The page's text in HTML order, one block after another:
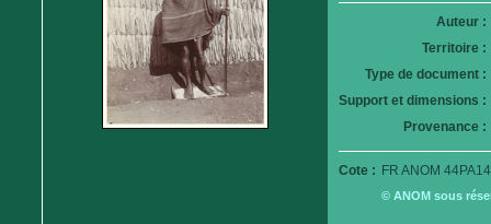
Auteur :
Territoire :
Type de document :
Support et dimensions :
Provenance :
Cote : FR ANOM
© ANOM sous